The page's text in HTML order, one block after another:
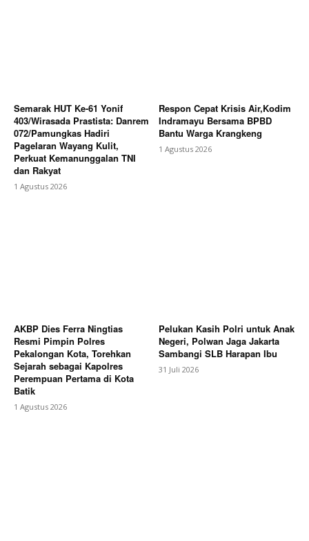
Semarak HUT Ke-61 Yonif
403/Wirasada Prastista: Danrem
072/Pamungkas Hadiri
Pagelaran Wayang Kulit,
Perkuat Kemanunggalan TNI
dan Rakyat
1 Agustus 2026
Respon Cepat Krisis Air,Kodim
Indramayu Bersama BPBD
Bantu Warga Krangkeng
1 Agustus 2026
AKBP Dies Ferra Ningtias
Resmi Pimpin Polres
Pekalongan Kota, Torehkan
Sejarah sebagai Kapolres
Perempuan Pertama di Kota
Batik
1 Agustus 2026
Pelukan Kasih Polri untuk Anak
Negeri, Polwan Jaga Jakarta
Sambangi SLB Harapan Ibu
31 Juli 2026